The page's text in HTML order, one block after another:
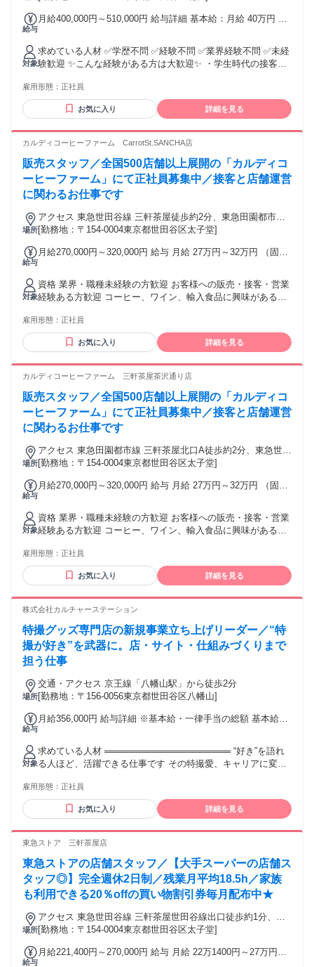
給与
月給400,000円～510,000円 給与詳細 基本給：月給 40万円 〜
れる通勤・皆勤・家族手当金額：なし 全員に一律で支払われ
るその他手当金額：なし 皆勤手当（10,000円） 地域手当
（14,000円） 住宅手当（世帯主3,000円） 家族手当（配偶者
3,000円、お子様一人につき3,000円）
対象
求めている人材 ✅学歴不問 ✅経験不問 ✅業界経験不問 ✅未経
験歓迎 ✨こんな経験がある方は大歓迎✨ ・学生時代の接客ア
・部活やチームでの活動に注力した方 ・飲食店や小売店で働
いていた方 ・異業種からの転職を考えている方 ・カフェや飲
食店、アパレル店や古着屋さんで アルバイト経験のある方 ・
経験の方も安心の職場環境✨ ・親切丁寧に優しく指導しま
トの方が多数！ 困ったことがあればいつでも相談が できるの
でとっても心強いです！
雇用形態： 正社員
お気に入り 詳細を見る
カルディコーヒーファーム CarrotSt.SANCHA店
販売スタッフ／全国500店舗以上展開の「カルディコ
ーヒーファーム」にて正社員募集中／接客と店舗運営
に関わるお仕事です
場所
アクセス 東急世田谷線 三軒茶屋徒歩約2分、東急田園都市線
三軒茶屋三茶パティオ口徒歩約2分、東急世田谷線 西太子堂出
記載店舗の募集を締め切る場合あり
[勤務地：〒154-0004東京都世田谷区太子堂]
給与
月給270,000円～320,000円 給与 月給 27万円～32万円 （固定
円～3万6500円（固定残業時間：15時間） 固定残業時間を超
えた勤務時間については別途残業代を支給する ※東京都市圏
調整給(月1万円)含む（一都三県配属に限り） 【手当】 ◆遅番
手当（19時から22時の勤務に対して ＋200円/時間 を支給）
【昇給】昇給・昇格あり 【賞与】年2回※業績による（昨年実
績2回支給） ※当社では定額残業代を支給しておりますが求人
情報内では固定残業代と記載しています。
対象
資格 業界・職種未経験の方歓迎 お客様への販売・接客・営業
経験ある方歓迎 コーヒー、ワイン、輸入食品に興味がある方
食ホール、営業、携帯販売、ホテル・観光業界フロント、 航
空業界グランドスタッフ・CAなど対面での接客経験ある方が
中心で活躍中 ◆ 例外事由2号：お酒のテイスティング業務が
とした早番・遅番での8時間シフト制勤務（土日祝含む）が可
合がございます) ※本求人は中途採用枠となり、新卒採用とは
選考枠が異なります
雇用形態： 正社員
お気に入り 詳細を見る
カルディコーヒーファーム 三軒茶屋茶沢通り店
販売スタッフ／全国500店舗以上展開の「カルディコ
ーヒーファーム」にて正社員募集中／接客と店舗運営
に関わるお仕事です
場所
アクセス 東急田園都市線 三軒茶屋北口A徒歩約2分、東急世田
谷線 三軒茶屋徒歩約2分、東急世田谷線 西太子堂出入口2徒歩
の募集を締め切る場合あり
[勤務地：〒154-0004東京都世田谷区太子堂]
給与
月給270,000円～320,000円 給与 月給 27万円～32万円 （固定
円～3万6500円（固定残業時間：15時間） 固定残業時間を超
えた勤務時間については別途残業代を支給する ※東京都市圏
調整給(月1万円)含む（一都三県配属に限り） 【手当】 ◆遅番
手当（19時から22時の勤務に対して ＋200円/時間 を支給）
【昇給】昇給・昇格あり 【賞与】年2回※業績による（昨年実
績2回支給） ※当社では定額残業代を支給しておりますが求人
情報内では固定残業代と記載しています。
対象
資格 業界・職種未経験の方歓迎 お客様への販売・接客・営業
経験ある方歓迎 コーヒー、ワイン、輸入食品に興味がある方
食ホール、営業、携帯販売、ホテル・観光業界フロント、 航
空業界グランドスタッフ・CAなど対面での接客経験ある方が
中心で活躍中 ◆ 例外事由2号：お酒のテイスティング業務が
とした早番・遅番での8時間シフト制勤務（土日祝含む）が可
合がございます) ※本求人は中途採用枠となり、新卒採用とは
選考枠が異なります
雇用形態： 正社員
お気に入り 詳細を見る
株式会社カルチャーステーション
特撮グッズ専門店の新規事業立ち上げリーダー／“特
撮が好き”を武器に。店・サイト・仕組みづくりまで
担う仕事
場所
交通・アクセス 京王線「八幡山駅」から徒歩2分
[勤務地：〒156-0056東京都世田谷区八幡山]
給与
月給356,000円 給与詳細 ※基本給・一律手当の総額 基本給：
で支払われる通勤・皆勤・家族手当金額：なし 全員に一律で
支払われるその他手当金額：あり 1ヶ月あたり5万1000円
╭━━━━━━━━╮ 給与について ╰━━━━━━━━╯
月給35万6,000円 [内訳] ・基本給30万5,000円 ・III等級手当
あり。 ※III等級（リーダー職）として、 現場を任せる前提の
処遇です。 ╭━━━━━━╮ 各種手当 ╰━━━━━━╯ ✅
賞与（年2.5ヶ月分／基本給ベース） ✅ 昇給（年1回） ✅ 鑑定
士手当（最大10万円） ✅ IT手当（最大5万円） ✅ 交通費規定
支給（月2万5000円まで）
対象
求めている人材 ════════════════════ “好き”を語れ
る人ほど、活躍できる仕事です その特撮愛、キャリアに変え
作ができる方 （文字入力・タイピング／Word・Excel） ✅特
撮（ヒーロー・怪獣など）が好きな方、 または興味を持って
学べる方 ✅指示がなくても 自発的・自律的に動ける方 作品や
る方 …をお迎えしたいと思っています。 査定・鑑定の技術
迎 ⭐学歴・職歴不問 ⭐第二新卒、U・Iターン歓迎 ⭐異業種・
異業界からの転職応援 ⭐フリーターさん歓迎
┏━┳━━━━━━━━━━━━━━━━━ ┃▼┃この仕事
は、こんな方に向いています
┗━┻━━━━━━━━━━━━━━━━━ ◉ 特撮が好き
で、 仕事でも関わりたい方 ◉ 指示待ちではなく、 自分で考え
を楽しめる方 ◉ 新しい事業や立ち上げフェーズに ワクワクす
雇用形態： 正社員
お気に入り 詳細を見る
東急ストア 三軒茶屋店
東急ストアの店舗スタッフ／【大手スーパーの店舗ス
タッフ◎】完全週休2日制／残業月平均18.5h／家族
も利用できる20％offの買い物割引券毎月配布中★
場所
アクセス 東急世田谷線 三軒茶屋世田谷線出口徒歩約1分、東
急田園都市線 三軒茶屋三茶パティオ口徒歩約2分、東急世田谷
[勤務地：〒154-0004東京都世田谷区太子堂]
給与
月給221,400円～270,000円 給与 月給 22万1400円～27万円